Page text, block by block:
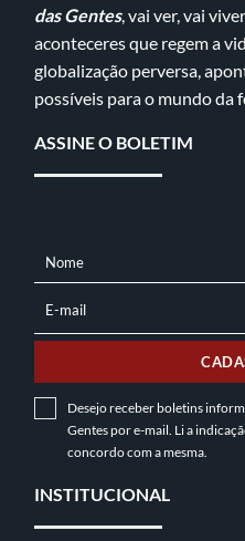
das Gentes, vai ver, vai
aconteceres que regem a
globalização perversa,
possíveis para o mundo da
ASSINE O BOLETIM
NOME
Nome
MAIL
E-mail
Desejo receber boletins
Gentes por e-mail. Li a
concordo com a mesma.
INSTITUCIONAL